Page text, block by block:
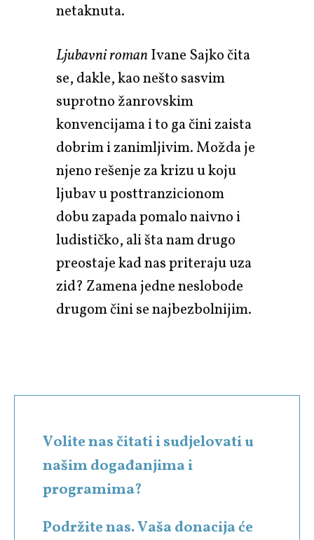
netaknuta.
Ljubavni roman Ivane Sajko čita
se, dakle, kao nešto sasvim
suprotno žanrovskim
konvencijama i to ga čini zaista
dobrim i zanimljivim. Možda je
njeno rešenje za krizu u koju
ljubav u posttranzicionom
dobu zapada pomalo naivno i
ludističko, ali šta nam drugo
preostaje kad nas priteraju uza
zid? Zamena jedne neslobode
drugom čini se najbezbolnijim.
Volite nas čitati i sudjelovati u
našim događanjima i
programima?
Podržite nas. Vaša donacija će